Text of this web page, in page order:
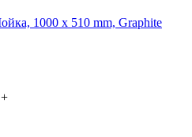
1000 x 510 mm, Graphite
+